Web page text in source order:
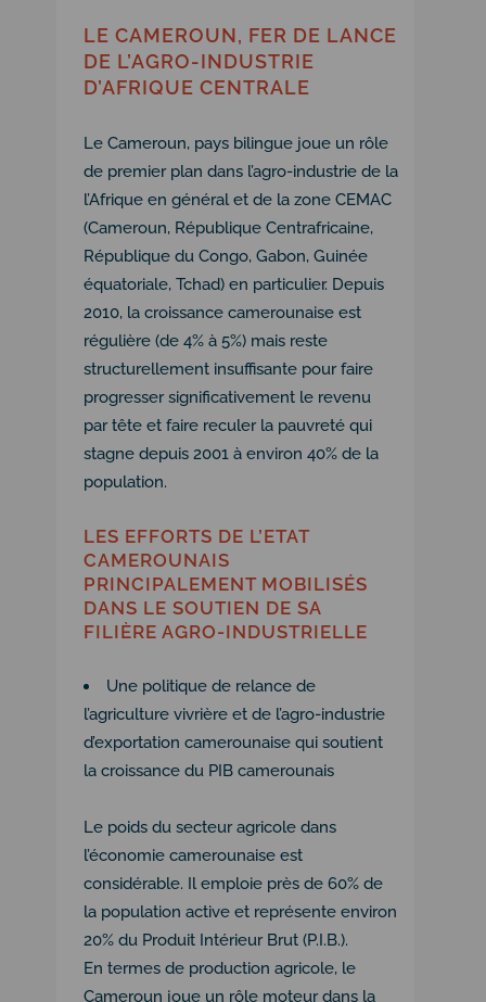
LE CAMEROUN, FER DE LANCE
DE L’AGRO-INDUSTRIE
D’AFRIQUE CENTRALE
Le Cameroun, pays bilingue joue un rôle
de premier plan dans l’agro-industrie de la
l’Afrique en général et de la zone CEMAC
(Cameroun, République Centrafricaine,
République du Congo, Gabon, Guinée
équatoriale, Tchad) en particulier. Depuis
2010, la croissance camerounaise est
régulière (de 4% à 5%) mais reste
structurellement insuffisante pour faire
progresser significativement le revenu
par tête et faire reculer la pauvreté qui
stagne depuis 2001 à environ 40% de la
population.
LES EFFORTS DE L’ETAT
CAMEROUNAIS
PRINCIPALEMENT MOBILISÉS
DANS LE SOUTIEN DE SA
FILIÈRE AGRO-INDUSTRIELLE
Une politique de relance de
l’agriculture vivrière et de l’agro-industrie
d’exportation camerounaise qui soutient
la croissance du PIB camerounais
Le poids du secteur agricole dans
l’économie camerounaise est
considérable. Il emploie près de 60% de
la population active et représente environ
20% du Produit Intérieur Brut (P.I.B.).
En termes de production agricole, le
Cameroun joue un rôle moteur dans la